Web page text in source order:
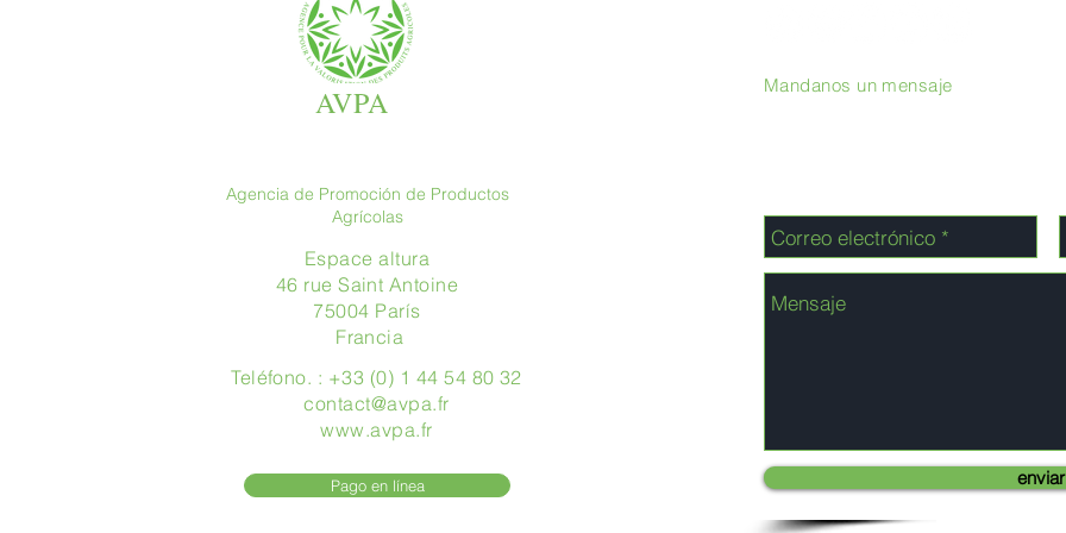
AVPA
Agencia de Promoción de Productos
Agrícolas
Espace altura
46 rue Saint Antoine
75004 París
​ Francia
Teléfono. : +33 (0) 1 44 54 80 32
contact@avpa.fr
www.avpa.fr
Pago en línea
Mandanos un mensaje